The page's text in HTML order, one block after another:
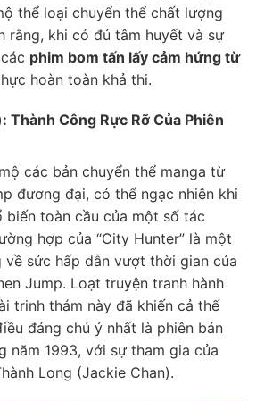
thể loại chuyển thể chất lượng
rằng, khi có đủ tâm huyết và sự
phim bom tấn lấy cảm hứng từ
hoàn toàn khả thi.
Công Rực Rỡ Của Phiên
các bản chuyển thể manga từ
đương đại, có thể ngạc nhiên khi
toàn cầu của một số tác
hợp của “City Hunter” là một
về sức hấp dẫn vượt thời gian của
Jump. Loạt truyện tranh hành
trinh thám này đã khiến cả thế
đáng chú ý nhất là phiên bản
năm 1993, với sự tham gia của
Long (Jackie Chan).